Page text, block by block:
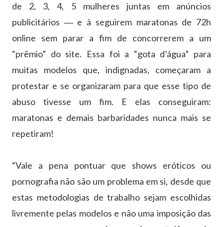
de 2, 3, 4, 5 mulheres juntas em anúncios
publicitários ― e à seguirem maratonas de 72h
online sem parar a fim de concorrerem a um
“prêmio” do site. Essa foi a “gota d’água” para
muitas modelos que, indignadas, começaram a
protestar e se organizaram para que esse tipo de
abuso tivesse um fim. E elas conseguiram:
maratonas e demais barbaridades nunca mais se
repetiram!
“Vale a pena pontuar que shows eróticos ou
pornografia não são um problema em si, desde que
estas metodologias de trabalho sejam escolhidas
livremente pelas modelos e não uma imposição das